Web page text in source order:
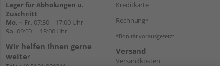
Lager für Abholungen u.
Zuschnitt
Mo. – Fr. 07:30 – 17:00 Uhr
Sa. 09:00 – 13:00 Uhr
Wir helfen Ihnen gerne
weiter
Kreditkarte
Rechnung*
*Bonität vorausgesetzt
Versand
Versandkosten